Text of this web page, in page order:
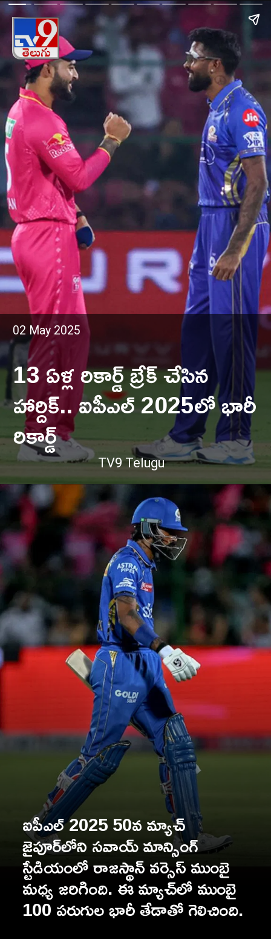
13 ఏళ్ల రికార్డ్ బ్రేక్ చేసిన
హార్దిక్.. ఐపీఎల్ 2025లో భారీ
రికార్డ్
TV9 Telugu
02 May 2025
ఐపీఎల్ 2025 50వ మ్యాచ్
జైపూర్‌లోని సవాయ్ మాన్సింగ్
స్టేడియంలో రాజస్థాన్ వర్సెస్ ముంబై
మధ్య జరిగింది. ఈ మ్యాచ్‌లో ముంబై
100 పరుగుల భారీ తేడాతో గెలిచింది.